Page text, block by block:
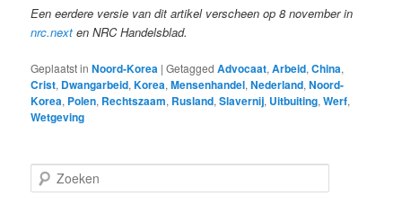
Een eerdere versie van dit artikel verscheen op 8 november in
nrc.next en NRC Handelsblad.
Geplaatst in Noord-Korea |Getagged Advocaat,Arbeid,China,
Crist, Dwangarbeid,Korea,Mensenhandel,Nederland,Noord-
Korea, Polen, Rechtszaam, Rusland,Slavernij, Uitbuiting,Werf,
Wetgeving
o